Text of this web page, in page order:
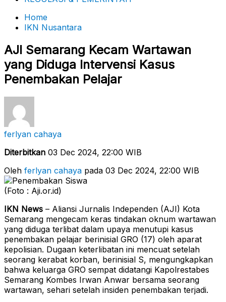
Home
IKN Nusantara
AJI Semarang Kecam Wartawan
yang Diduga Intervensi Kasus
Penembakan Pelajar
ferlyan cahaya
Diterbitkan 03 Dec 2024, 22:00 WIB
Oleh ferlyan cahaya pada 03 Dec 2024, 22:00 WIB
(Foto : Aji.or.id)
IKN News – Aliansi Jurnalis Independen (AJI) Kota
Semarang mengecam keras tindakan oknum wartawan
yang diduga terlibat dalam upaya menutupi kasus
penembakan pelajar berinisial GRO (17) oleh aparat
kepolisian. Dugaan keterlibatan ini mencuat setelah
seorang kerabat korban, berinisial S, mengungkapkan
bahwa keluarga GRO sempat didatangi Kapolrestabes
Semarang Kombes Irwan Anwar bersama seorang
wartawan, sehari setelah insiden penembakan terjadi.